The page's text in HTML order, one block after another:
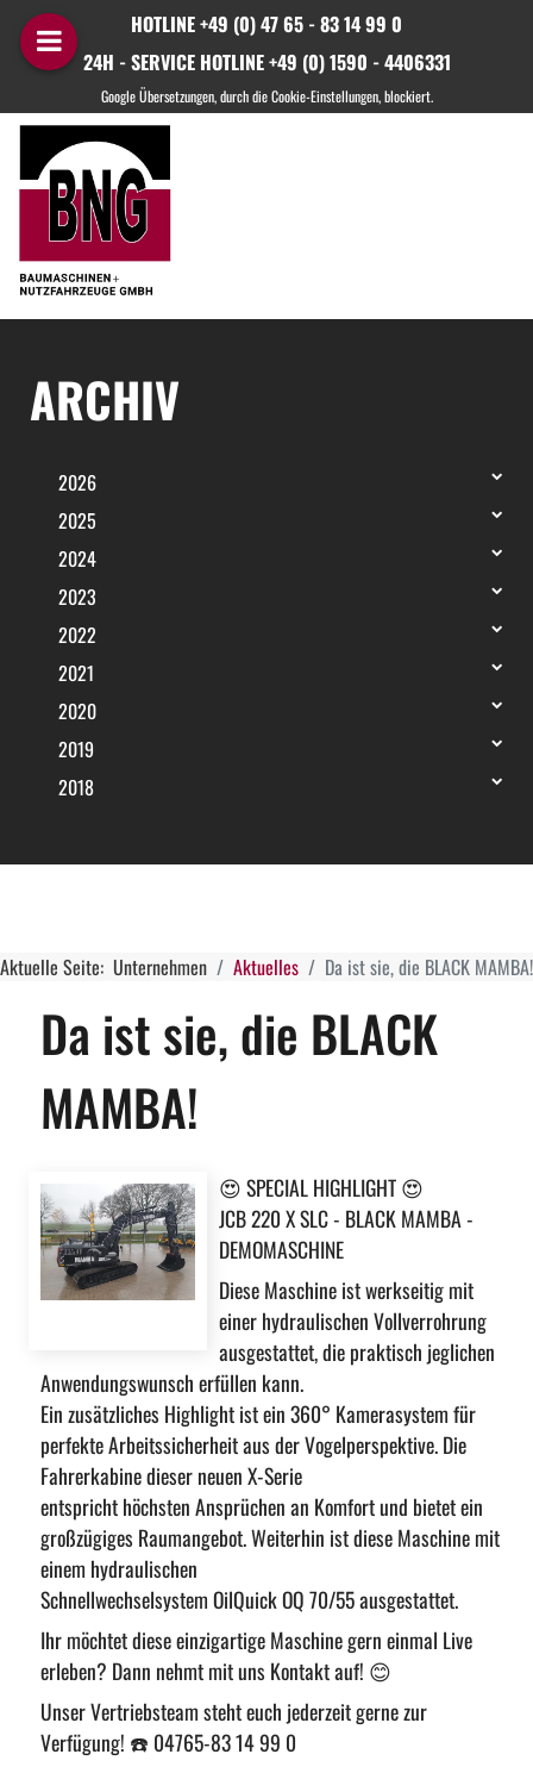
HOTLINE +49 (0) 47 65 - 83 14 99 0
24H - SERVICE HOTLINE +49 (0) 1590 - 4406331
ARCHIV
2026
2025
2024
2023
2022
2021
2020
2019
2018
Aktuelle Seite: Unternehmen Aktuelles Da ist sie, die BLACK MAMBA!
Da ist sie, die BLACK
MAMBA!
😍SPECIAL HIGHLIGHT😍
JCB 220 X SLC - BLACK MAMBA -
DEMOMASCHINE
Diese Maschine ist werkseitig mit
einer hydraulischen Vollverrohrung
ausgestattet, die praktisch jeglichen
Anwendungswunsch erfüllen kann.
Ein zusätzliches Highlight ist ein 360° Kamerasystem für
perfekte Arbeitssicherheit aus der Vogelperspektive. Die
Fahrerkabine dieser neuen X-Serie
entspricht höchsten Ansprüchen an Komfort und bietet ein
großzügiges Raumangebot. Weiterhin ist diese Maschine mit
einem hydraulischen
SchnellwechselsystemOilQuickOQ 70/55 ausgestattet.
Ihr möchtet diese einzigartige Maschine gern einmal Live
erleben? Dann nehmt mit uns Kontakt auf! 😊
Unser Vertriebsteam steht euch jederzeit gerne zur
Verfügung! ☎️ 04765-83 14 99 0